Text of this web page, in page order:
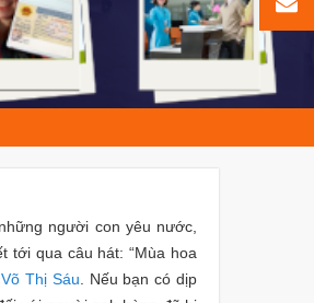
người con yêu nước,
tới qua câu hát: “Mùa hoa
Thị Sáu. Nếu bạn có dịp